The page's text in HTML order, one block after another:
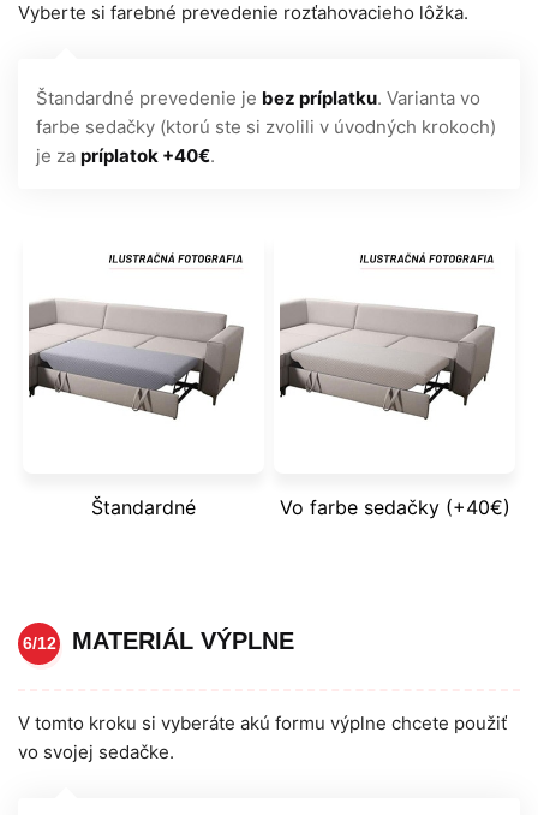
Vyberte si farebné prevedenie rozťahovacieho lôžka.
Štandardné prevedenie je bez príplatku. Varianta vo
farbe sedačky (ktorú ste si zvolili v úvodných krokoch)
je za príplatok +40€.
Štandardné Vo farbe sedačky (+40€)
6/12 MATERIÁL VÝPLNE
V tomto kroku si vyberáte akú formu výplne chcete použiť
vo svojej sedačke.